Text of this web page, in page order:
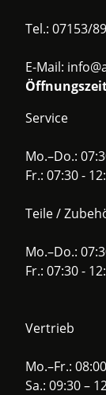
Tel.: 07153/
E-Mail:
Service
Mo.–Do.:
Fr.: 07:30 -
Teile /
Mo.–Do.:
Fr.: 07:30 -
Vertrieb
Mo.–Fr.:
Sa.: 09:30 –